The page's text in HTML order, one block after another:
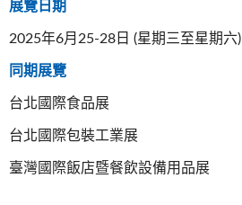
展覽日期
2025年6月25-28日 (星期三至星期六)
同期展覽
台北國際食品展
台北國際包裝工業展
臺灣國際飯店暨餐飲設備用品展